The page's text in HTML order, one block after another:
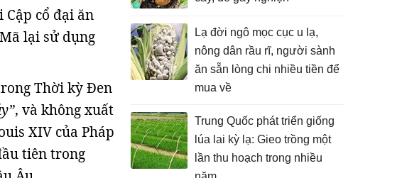
cổ đại ăn
lại sử dụng
Thời kỳ Đen
, và không xuất
XIV của Pháp
tiên trong
Lạ đời ngô mọc cục u lạ,
nông dân rầu rĩ, người sành
ăn sẵn lòng chi nhiều tiền để
mua về
Trung Quốc phát triển giống
lúa lai kỳ lạ: Gieo trồng một
lần thu hoạch trong nhiều